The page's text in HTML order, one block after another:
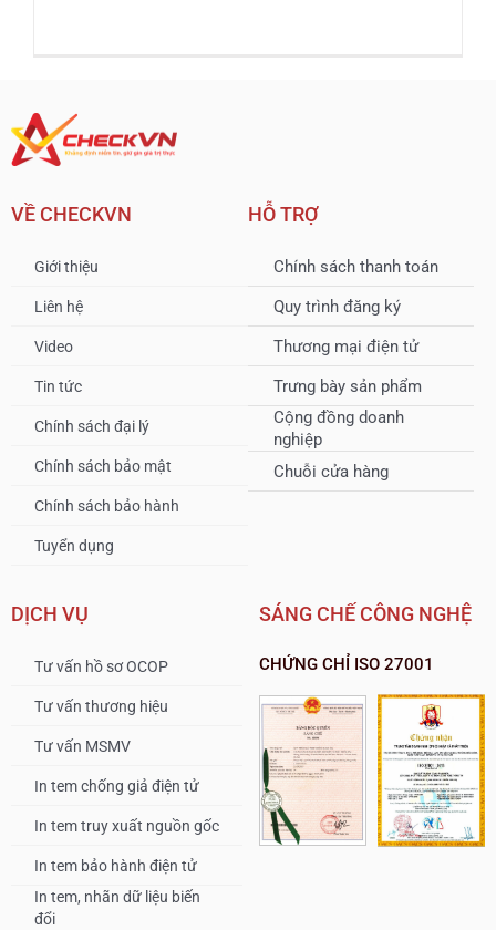
VỀ CHECKVN
Giới thiệu
Liên hệ
Video
Tin tức
Chính sách đại lý
Chính sách bảo mật
Chính sách bảo hành
Tuyển dụng
HỖ TRỢ
Chính sách thanh toán
Quy trình đăng ký
Thương mại điện tử
Trưng bày sản phẩm
Cộng đồng doanh
nghiệp
Chuỗi cửa hàng
DỊCH VỤ
Tư vấn hồ sơ OCOP
Tư vấn thương hiệu
Tư vấn MSMV
In tem chống giả điện tử
In tem truy xuất nguồn gốc
In tem bảo hành điện tử
In tem, nhãn dữ liệu biến
đổi
SÁNG CHẾ CÔNG NGHỆ
CHỨNG CHỈ ISO 27001